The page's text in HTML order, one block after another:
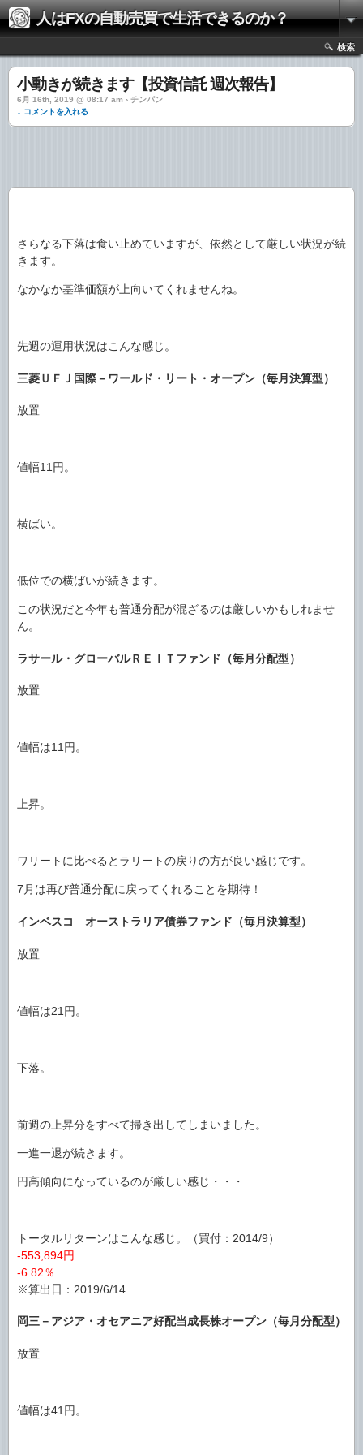
人はFXの自動売買で生活できるのか？
検索
小動きが続きます【投資信託 週次報告】
6月 16th, 2019 @ 08:17 am › チンパン
↓ コメントを入れる
さらなる下落は食い止めていますが、依然として厳しい状況が続
きます。
なかなか基準価額が上向いてくれませんね。
先週の運用状況はこんな感じ。
三菱ＵＦＪ国際－ワールド・リート・オープン（毎月決算型）
放置
値幅11円。
横ばい。
低位での横ばいが続きます。
この状況だと今年も普通分配が混ざるのは厳しいかもしれませ
ん。
ラサール・グローバルＲＥＩＴファンド（毎月分配型）
放置
値幅は11円。
上昇。
ワリートに比べるとラリートの戻りの方が良い感じです。
7月は再び普通分配に戻ってくれることを期待！
インベスコ オーストラリア債券ファンド（毎月決算型）
放置
値幅は21円。
下落。
前週の上昇分をすべて掃き出してしまいました。
一進一退が続きます。
円高傾向になっているのが厳しい感じ・・・
トータルリターンはこんな感じ。（買付：2014/9）
-553,894円
-6.82％
※算出日：2019/6/14
岡三－アジア・オセアニア好配当成長株オープン（毎月分配型）
放置
値幅は41円。